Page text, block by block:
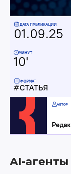
ДАТА ПУБЛИКАЦИИ
01.09.25
МИНУТ
10'
ФОРМАТ
СТАТЬЯ
АВТОР
AI-